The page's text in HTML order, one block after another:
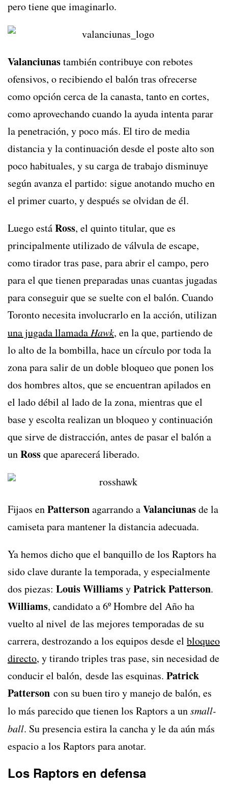
pero tiene que imaginarlo.
Valanciunastambién contribuye con rebotes
ofensivos, o recibiendo el balón tras ofrecerse
como opción cerca de la canasta, tanto en cortes,
como aprovechando cuando la ayuda intenta parar
la penetración, y poco más. El tiro de media
distancia y la continuación desde el poste alto son
poco habituales, y su carga de trabajo disminuye
según avanza el partido: sigue anotando mucho en
el primer cuarto, y después se olvidan de él.
Luego estáRoss, el quinto titular, que es
principalmente utilizado de válvula de escape,
como tirador tras pase, para abrir el campo, pero
para el que tienen preparadas unas cuantas jugadas
para conseguir que se suelte con el balón. Cuando
Toronto necesita involucrarlo en la acción, utilizan
una jugada llamada Hawk, en la que, partiendo de
lo alto de la bombilla, hace un círculo por toda la
zona para salir de un doble bloqueo que ponen los
dos hombres altos, que se encuentran apilados en
el lado débil al lado de la zona, mientras que el
base y escolta realizan un bloqueo y continuación
que sirve de distracción, antes de pasar el balón a
unRossque aparecerá liberado.
Fijaos enPattersonagarrando aValanciunasde la
camiseta para mantener la distancia adecuada.
Ya hemos dicho que el banquillo de los Raptors ha
sido clave durante la temporada, y especialmente
dos piezas: Louis WilliamsyPatrick Patterson.
Williams, candidato a 6º Hombre del Año ha
vuelto al nivel de las mejores temporadas de su
carrera, destrozando a los equipos desde el bloqueo
directo, y tirando triples tras pase, sin necesidad de
conducir el balón, desde las esquinas. Patrick
Patterson con su buen tiro y manejo de balón, es
lo más parecido que tienen los Raptors a unsmall-
ball. Su presencia estira la cancha y le da aún más
espacio a los Raptors para anotar.
Los Raptors en defensa